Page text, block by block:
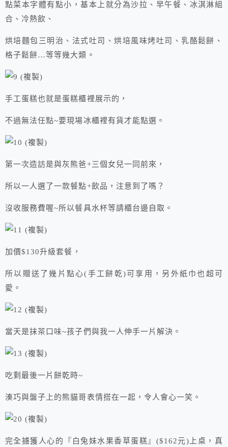
點菜本字體有點小，基本上就分為沙拉、早午餐、冰淇淋組
合、冷熱飲、
烘培麵包三明治、法式吐司、烘培風味烤吐司、乳酪鬆餅、
格子鬆餅…等等幾大類。
手工蛋糕也就是蛋糕櫃裡展示的，
不過無法任點~要現場冰櫃裡有貨才能點選。
第一次造訪是與灰熊爸+三個女兒一同前來，
所以一人選了一款餐點+飲品，注意到了嗎？
沒收服務費喔~所以餐具水杯等請櫃台邊自取。
加價$130升級套餐，
所以贈送了幾片點心(手工餅乾)可享用，另外紙巾也超可
愛。
當天是抹茶口味~孩子們與我一人伸手一片解決。
吃剩最後一片餅乾時~
湊巧與盤子上的熊貓哥表情搭在一起，令人會心一笑。
完全擄獲人心的『白兔妹水果香草蛋糕』($162元)上桌，真